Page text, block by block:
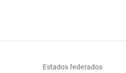
Estados federados